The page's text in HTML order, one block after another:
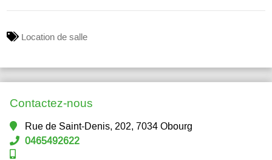
Location de salle
Contactez-nous
Rue de Saint-Denis, 202, 7034 Obourg
0465492622